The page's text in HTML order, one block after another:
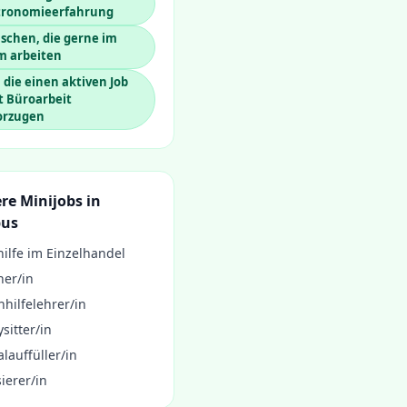
die gerne im
arbeiten
die einen aktiven Job
Büroarbeit
Minijobs in
im Einzelhandel
in
in
in
in
in